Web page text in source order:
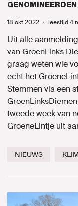
18 okt 2022 ・ leestijd 4
Uit alle
van GroenLinks
graag weten wie
echt het
Stemmen via een
tweede week van
GroeneLintje uit
NIEUWS